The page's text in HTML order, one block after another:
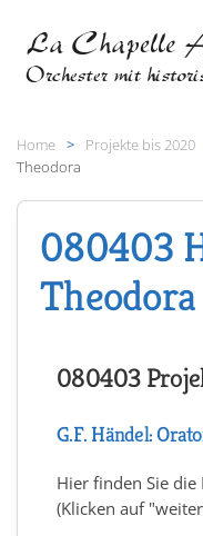
Zum Hauptinhalt
Home Projekte bis 2020
Theodora
080403
Theodora
080403
G.F. Händel:
Hier finden Sie
(Klicken auf